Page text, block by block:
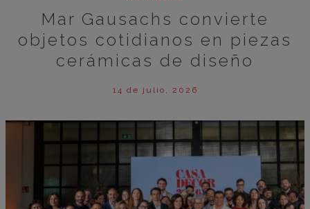
Mar Gausachs convierte
objetos cotidianos en piezas
cerámicas de diseño
14 de julio, 2026